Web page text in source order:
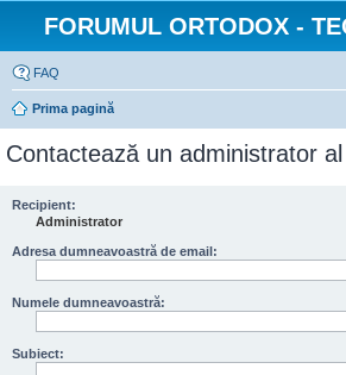
FORUMUL ORTODOX -
FAQ
Prima pagină
Contactează un administrator
Recipient:
Administrator
Adresa dumneavoastră de email:
Numele dumneavoastră:
Subiect: